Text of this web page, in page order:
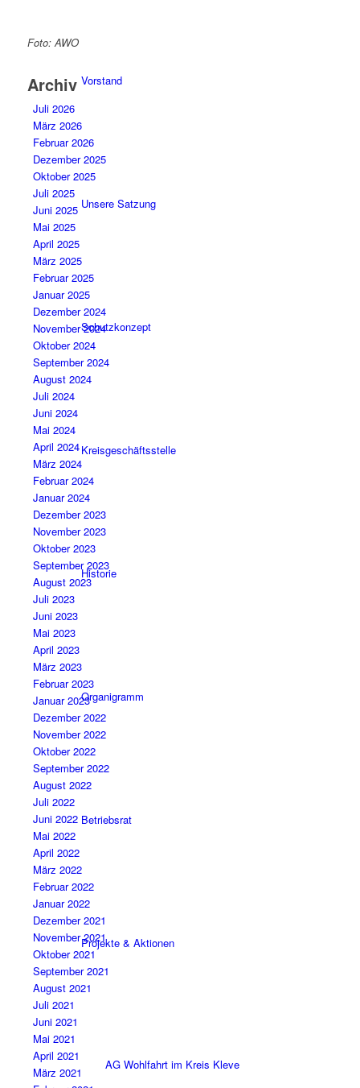
Vorstand
Unsere Satzung
Schutzkonzept
Kreisgeschäftsstelle
Historie
Organigramm
Betriebsrat
Projekte & Aktionen
AG Wohlfahrt im Kreis Kleve
Foto: AWO
Archiv
Juli 2026
März 2026
Februar 2026
Dezember 2025
Oktober 2025
Juli 2025
Juni 2025
Mai 2025
April 2025
März 2025
Februar 2025
Januar 2025
Dezember 2024
November 2024
Oktober 2024
September 2024
August 2024
Juli 2024
Juni 2024
Mai 2024
April 2024
März 2024
Februar 2024
Januar 2024
Dezember 2023
November 2023
Oktober 2023
September 2023
August 2023
Juli 2023
Juni 2023
Mai 2023
April 2023
März 2023
Februar 2023
Januar 2023
Dezember 2022
November 2022
Oktober 2022
September 2022
August 2022
Juli 2022
Juni 2022
Mai 2022
April 2022
März 2022
Februar 2022
Januar 2022
Dezember 2021
November 2021
Oktober 2021
September 2021
August 2021
Juli 2021
Juni 2021
Mai 2021
April 2021
März 2021